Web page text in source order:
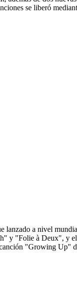
se liberó
a nivel
y "Folie à Deux", y
"Growing Up"